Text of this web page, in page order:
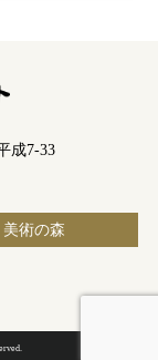
成7-33
美術の森